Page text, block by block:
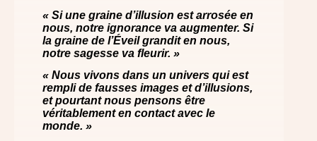
« Si une graine d’illusion est arrosée en
nous, notre ignorance va augmenter. Si
la graine de l’Éveil grandit en nous,
notre sagesse va fleurir. »
« Nous vivons dans un univers qui est
rempli de fausses images et d’illusions,
et pourtant nous pensons être
véritablement en contact avec le
monde. »